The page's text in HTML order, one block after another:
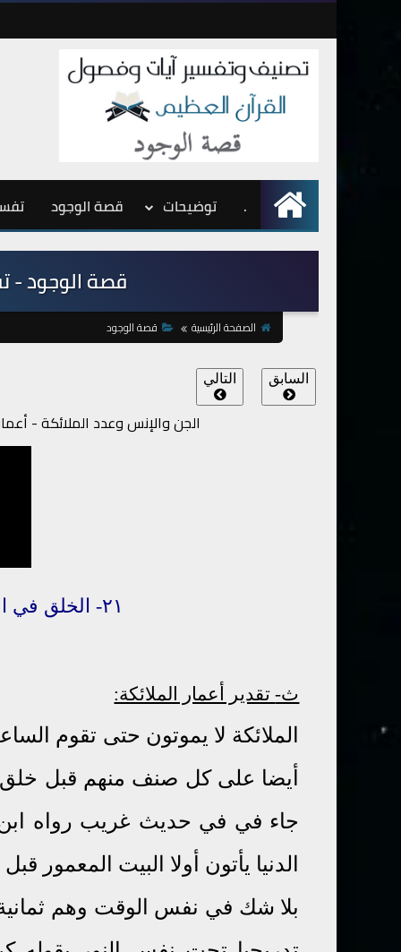
الرئيسية. توضيحات قصة الوجود
قصة الوجود -
الصفحة الرئيسية قصة الوجود
السابق التالي
الجن والإنس وعدد الملائكة -
٢١- الخلق في
ث-تقدير أعمار الملائكة:
الملائكة لا يموتون حتى تقوم
أيضا على كل صنف منهم قبل خلق
جاء في في حديث غريب رواه
الدنيا يأتون أولا البيت
بلا شك في نفس الوقت وهم